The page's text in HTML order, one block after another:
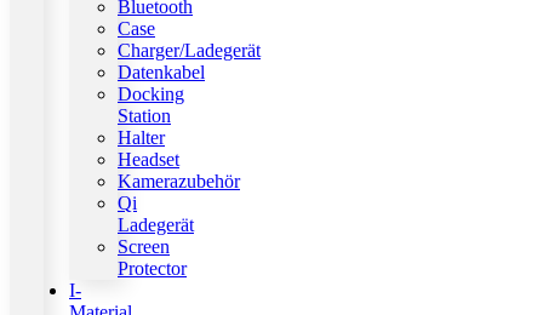
Bluetooth
Case
Charger/Ladegerät
Datenkabel
Docking
Station
Halter
Headset
Kamerazubehör
Qi
Ladegerät
Screen
Protector
I-